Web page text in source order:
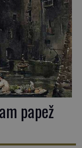
papež